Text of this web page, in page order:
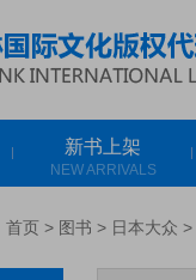
新书上架
NEW ARRIVALS
首页 > 图书 > 日本大众 >